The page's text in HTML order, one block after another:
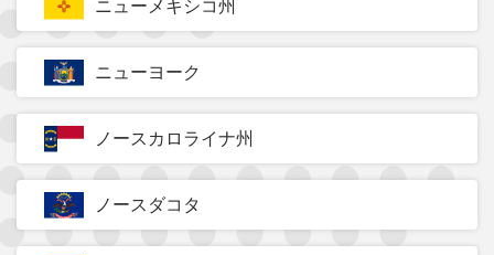
ニューメキシコ州
ニューヨーク
ノースカロライナ州
ノースダコタ